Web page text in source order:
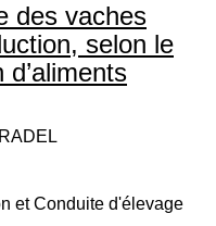
des vaches
selon le
et Conduite d'élevage